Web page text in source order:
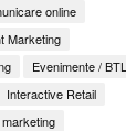
online
Marketing
Evenimente / BTL
Interactive Retail